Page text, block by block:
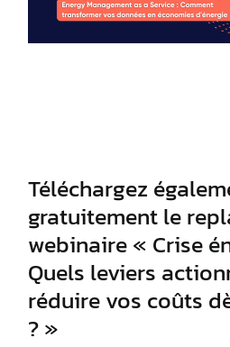
Téléchargez
gratuitement le
webinaire « Crise
Quels leviers
réduire vos coûts
? »